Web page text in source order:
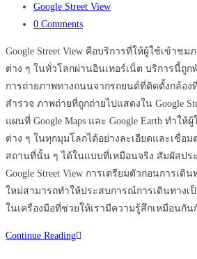
published:
Post
category:
Google Street View
Post
0 Comments
Google Street View คือบริการที่ให้ผู้ใช้เข้าช
ต่าง ๆ ในทั่วโลกผ่านอินเทอร์เน็ต บริการนี้ถูก
การถ่ายภาพทางถนนจากรถยนต์ที่ติดตั้งกล้อง
สำรวจ ภาพถ่ายที่ถูกถ่ายไปแสดงใน Google
แผนที่ Google Maps และ Google Earth ทำใ
ต่าง ๆ ในทุกมุมโลกได้อย่างละเอียดและเชื่อ
สถานที่นั้น ๆ ได้ในแบบที่เหมือนจริง สัมผัสปร
Google Street View การเตรียมตัวก่อนการเดิ
ใหม่สามารถทำให้ประสบการณ์การเดินทางเ
ในเครื่องมือที่ช่วยให้เรามีความรู้สึกเหมือน
Continue ReadingGoogle